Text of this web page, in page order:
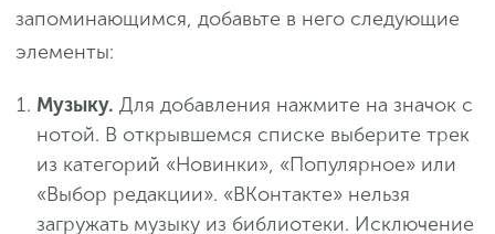
запоминающимся, добавьте в него следующие
элементы:
Музыку. Для добавления нажмите на значок с
нотой. В открывшемся списке выберите трек
из категорий «Новинки», «Популярное» или
«Выбор редакции». «ВКонтакте» нельзя
загружать музыку из библиотеки. Исключение